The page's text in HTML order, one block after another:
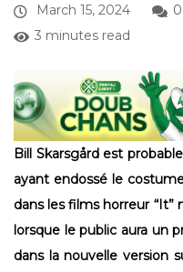
March 15, 2024 0
3 minutes read
Bill Skarsgård est
ayant endossé le
dans les films horreur
lorsque le public aura un
dans la nouvelle version